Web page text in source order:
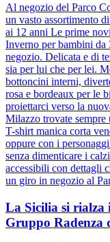
Al negozio del Parco
un vasto assortimento
ai 12 anni Le prime
Inverno per bambini da
negozio. Delicata e di
sia per lui che per lei.
bottoncini interni,
rosa e bordeaux per le
proiettarci verso la
Milazzo trovate sempre
T-shirt manica corta
oppure con i
senza dimenticare i
accessibili con dettagli
un giro in negozio al
La Sicilia si rialza
Gruppo Radenza